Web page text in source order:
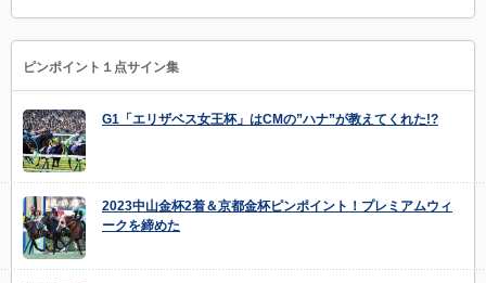
ピンポイント１点サイン集
G1「エリザベス女王杯」はCMの”ハナ”が教えてくれた!?
2023中山金杯2着＆京都金杯ピンポイント！プレミアムウィ
ークを締めた